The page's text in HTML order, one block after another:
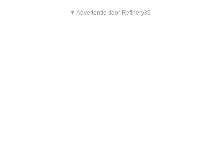
▼ Advertentie door Refinery89